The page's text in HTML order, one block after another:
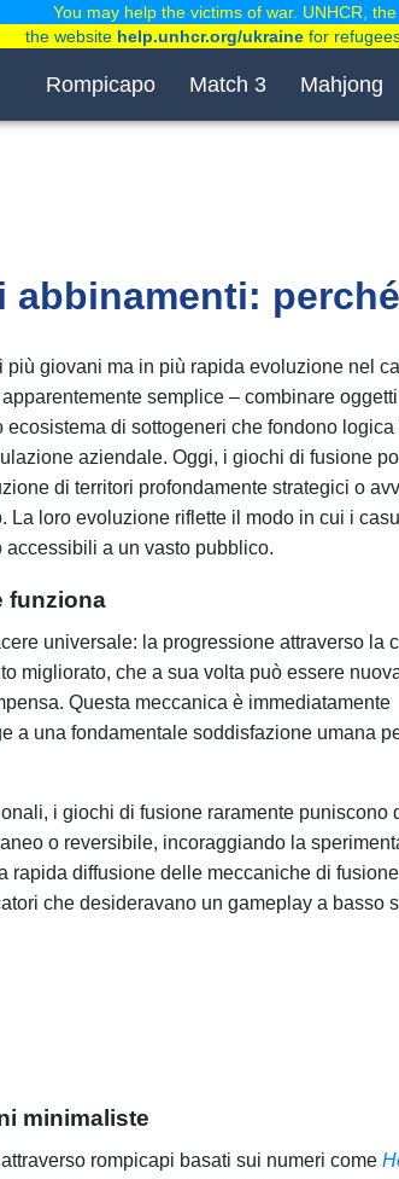
Rompicapo Match 3 Mahjong
abbinamenti:
più giovani ma in più rapida evoluzione nel
semplice – combinare
di sottogeneri che fondono logica
aziendale. Oggi, i giochi di fusione
di territori profondamente strategici o
La loro evoluzione riflette il modo in cui i
a un vasto pubblico.
funziona
universale: la progressione attraverso la
migliorato, che a sua volta può essere
Questa meccanica è immediatamente
a una fondamentale soddisfazione umana
i giochi di fusione raramente puniscono
o reversibile, incoraggiando la
rapida diffusione delle meccaniche di
che desideravano un gameplay a basso
minimaliste
rompicapi basati sui numeri come
You may help the victims of war. UNHCR,
the website help.unhcr.org/ukrainefor